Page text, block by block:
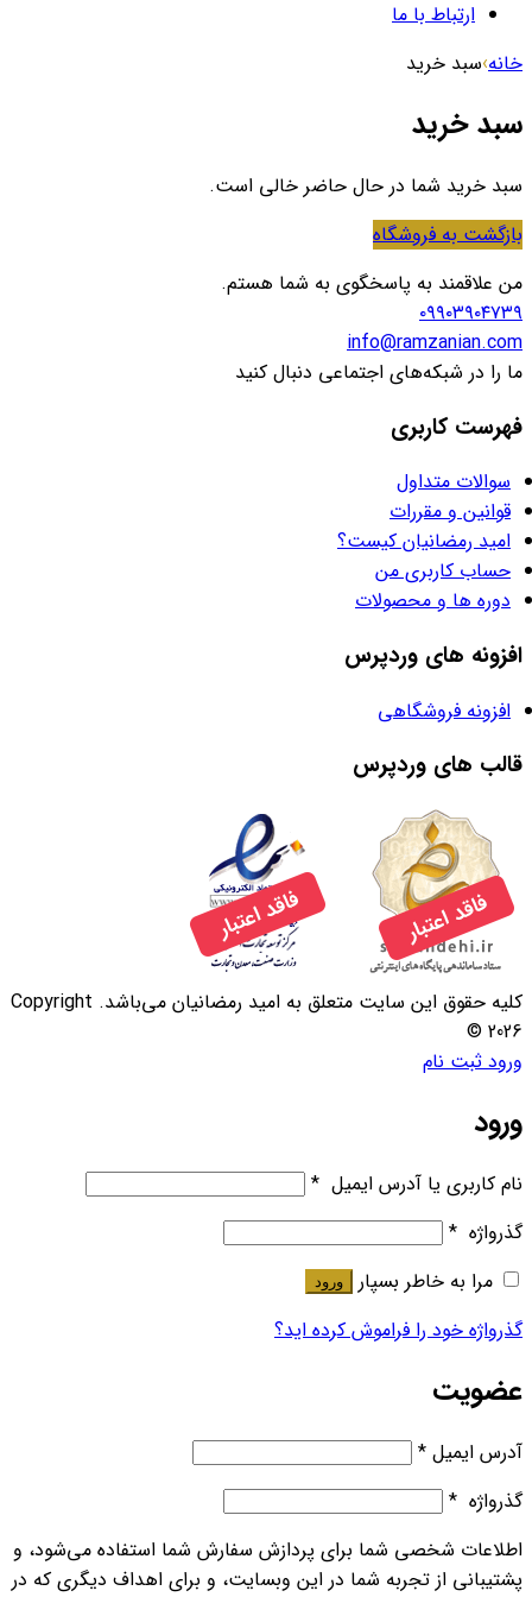
ارتباط با ما
خانه›سبد خرید
سبد خرید
سبد خرید شما در حال حاضر خالی است.
بازگشت به فروشگاه
من علاقمند به پاسخگوی به شما هستم.
۰۹۹۰۳۹۰۴۷۳۹
info@ramzanian.com
ما را در شبکه‌های اجتماعی دنبال کنید
فهرست کاربری
سوالات متداول
قوانین و مقررات
امید رمضانیان کیست؟
حساب کاربری من
دوره ها و محصولات
افزونه های وردپرس
افزونه فروشگاهی
قالب های وردپرس
کلیه حقوق این سایت متعلق به امید رمضانیان می‌باشد. Copyright
© 2026
ورودثبت نام
ورود
نام کاربری یا آدرس ایمیل *
گذرواژه *
مرا به خاطر بسپار
ورود
گذرواژه خود را فراموش کرده اید؟
عضویت
آدرس ایمیل *
گذرواژه *
اطلاعات شخصی شما برای پردازش سفارش شما استفاده می‌شود، و
پشتیبانی از تجربه شما در این وبسایت، و برای اهداف دیگری که در